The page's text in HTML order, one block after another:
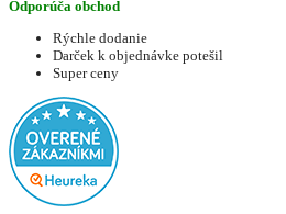
Odporúča obchod
Rýchle dodanie
Darček k objednávke potešil
Super ceny